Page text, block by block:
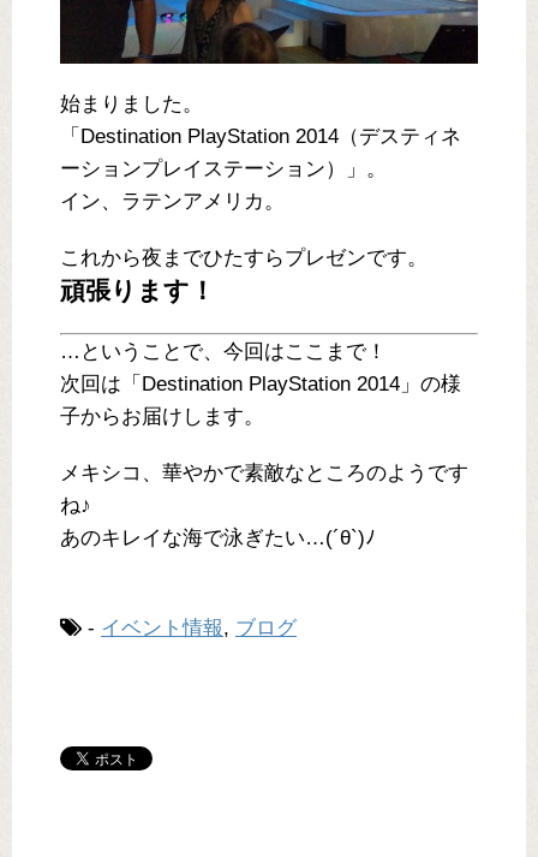
始まりました。
「Destination PlayStation 2014（デスティネ
ーションプレイステーション）」。
イン、ラテンアメリカ。
これから夜までひたすらプレゼンです。
頑張ります！
…ということで、今回はここまで！
次回は「Destination PlayStation 2014」の様
子からお届けします。
メキシコ、華やかで素敵なところのようです
ね♪
あのキレイな海で泳ぎたい…(´θ`)ﾉ
- イベント情報, ブログ